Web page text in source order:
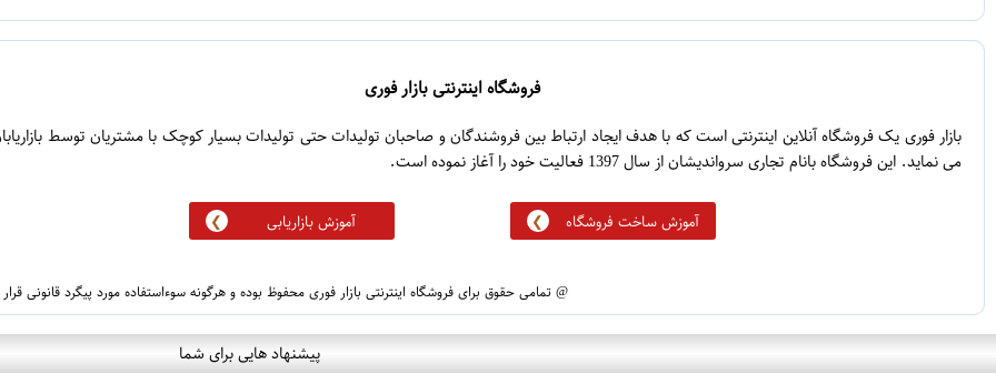
3
1
1
5
فروشگاه اینترنتی بازار فوری
بازار فوری یک فروشگاه آنلاین اینترنتی است که با هدف ایجاد ارتباط بین فروشندگان و صاحبان تولیدات حتی تولیدات بسیار کوچک با مشتریان توسط
می نماید. این فروشگاه بانام تجاری سرواندیشان از سال 1397 فعالیت خود را آغاز نموده است.
آموزش ساخت فروشگاه آموزش بازاریابی
@ تمامی حقوق برای فروشگاه اینترنتی بازار فوری محفوظ بوده و هرگونه سوءاستفاده مورد پیگرد قانونی
پیشنهاد هایی برای شما